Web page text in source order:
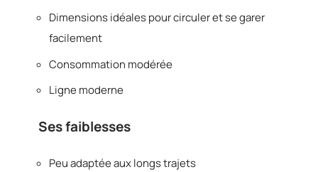
Dimensions idéales pour circuler et se garer
facilement
Consommation modérée
Ligne moderne
Ses faiblesses
Peu adaptée aux longs trajets